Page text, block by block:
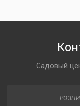
Садовый